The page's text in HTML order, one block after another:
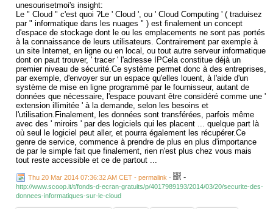
unesourisetmoi's insight:
Le " Cloud " c'est quoi ?Le ' Cloud ', ou ' Cloud Computing ' ( traduisez
par " informatique dans les nuages " ) est finalement un concept
d'espace de stockage dont le ou les emplacements ne sont pas portés
à la connaissance de leurs utilisateurs. Contrairement par exemple à
un site Internet, en ligne ou en local, ou tout autre serveur informatique
dont on paut trouver, ' tracer ' l'adresse IPCela constitue déjà un
premier niveau de sécurité.Ce système permet donc à des entreprises,
par exemple, d'envoyer sur un espace qu'elles louent, à l'aide d'un
système de mise en ligne programmé par le fournisseur, autant de
données que nécessaire, l'espace pouvant être considéré comme une '
extension illimitée ' à la demande, selon les besoins et
l'utilisation.Finalement, les données sont transférées, parfois même
avec des ' miroirs ' par des logiciels qui les placent ... quelque part là
où seul le logiciel peut aller, et pourra également les récupérer.Ce
genre de service, commence à prendre de plus en plus d'importance
de par le simple fait que finalement, rien n'est plus chez vous mais
tout reste accessible et ce de partout ...
Thu 20 Mar 2014 07:36:32 AM CET - permalink - -
http://www.scoop.it/t/fonds-d-ecran-gratuits/p/4017989193/2014/03/20/securite-des-
donnees-informatiques-sur-le-cloud